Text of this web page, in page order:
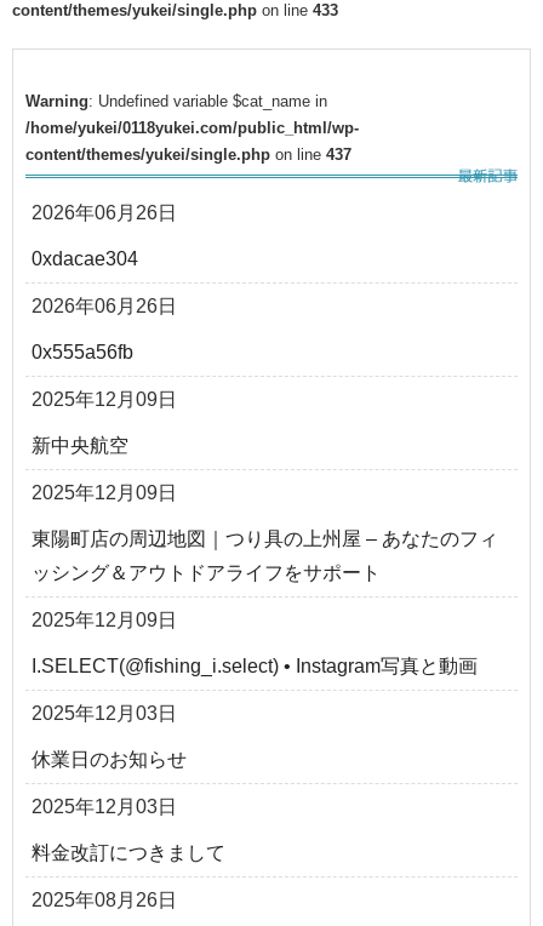
content/themes/yukei/single.php on line 433
Warning: Undefined variable $cat_name in
/home/yukei/0118yukei.com/public_html/wp-
content/themes/yukei/single.php on line 437
2026年06月26日
0xdacae304
2026年06月26日
0x555a56fb
2025年12月09日
新中央航空
2025年12月09日
東陽町店の周辺地図｜つり具の上州屋 – あなたのフィ
ッシング＆アウトドアライフをサポート
2025年12月09日
I.SELECT(@fishing_i.select) • Instagram写真と動画
2025年12月03日
休業日のお知らせ
2025年12月03日
料金改訂につきまして
2025年08月26日